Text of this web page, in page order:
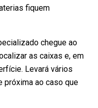
fiquem
chegue ao
as caixas e, em
Levará vários
próxima ao caso que